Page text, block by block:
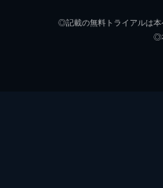
バー
◎記載の無料トライアルは本
◎